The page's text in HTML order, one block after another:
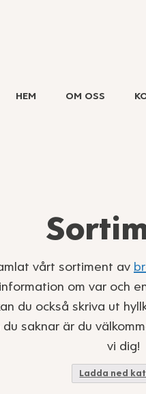
HEM OM OSS
vårt sortiment av
om var och
du också skriva ut
saknar är du
vi dig!
Ladda ned